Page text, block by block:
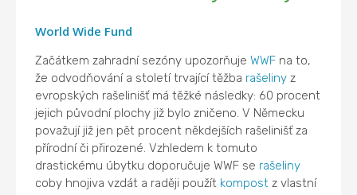
World Wide Fund
Začátkem zahradní sezóny upozorňujeWWF na to,
že odvodňování a století trvající těžba rašeliny z
evropských rašelinišť má těžké následky: 60 procent
jejich původní plochy již bylo zničeno. V Německu
považují již jen pět procent někdejších rašelinišť za
přírodní či přirozené. Vzhledem k tomuto
drastickému úbytku doporučuje WWF se rašeliny
coby hnojiva vzdát a raději použít kompost z vlastní